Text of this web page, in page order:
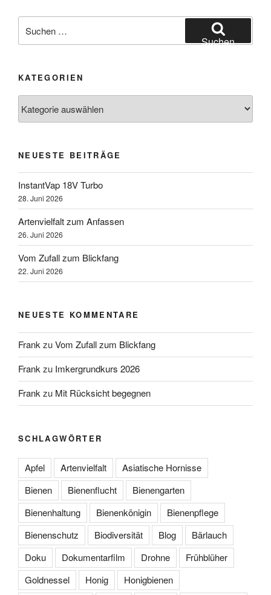
nach:
Suchen
KATEGORIEN
NEUESTE BEITRÄGE
InstantVap 18V Turbo
28. Juni 2026
Artenvielfalt zum Anfassen
26. Juni 2026
Vom Zufall zum Blickfang
22. Juni 2026
NEUESTE KOMMENTARE
FrankzuVom Zufall zum Blickfang
Frankzu Imkergrundkurs 2026
Frankzu Mit Rücksicht begegnen
SCHLAGWÖRTER
Apfel Artenvielfalt
Asiatische Hornisse
Bienen
Bienenflucht
Bienengarten
Bienenhaltung
Bienenkönigin
Bienenpflege
Bienenschutz
Biodiversität Blog
Bärlauch
Doku
Dokumentarfilm Drohne
Frühblüher
Goldnessel
Honig
Honigbienen